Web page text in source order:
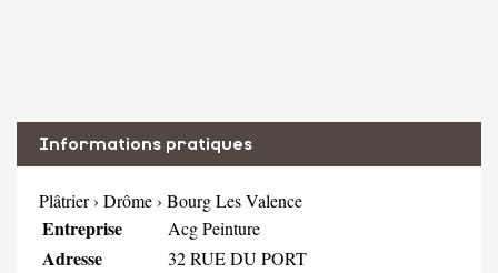
Informations pratiques
Plâtrier› Drôme› Bourg Les Valence
Entreprise Acg Peinture
Adresse 32 RUE DU PORT